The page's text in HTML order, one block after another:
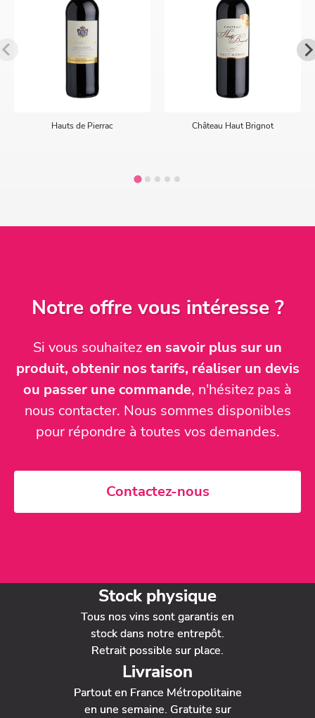
Hauts de Pierrac Château Haut Brignot
Notre offre vous intéresse ?
Si vous souhaitezen savoir plus sur un
produit, obtenir nos tarifs, réaliser un devis
ou passer une commande, n'hésitez pas à
nous contacter. Nous sommes disponibles
pour répondre à toutes vos demandes.
Contactez-nous
Stock physique
Tous nos vins sont garantis en
stock dans notre entrepôt.
Retrait possible sur place.
Livraison
Partout en France Métropolitaine
en une semaine. Gratuite sur